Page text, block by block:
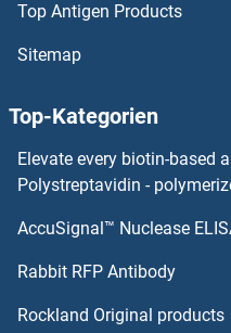
AP4S1 Antikörper
AP4E1 Antikörper
AP4B1 Antikörper
AP3S2 Antikörper
Top Antigen Products
Sitemap
Top-Kategorien
Elevate every biotin-based
Polystreptavidin -
AccuSignal™ Nuclease
Rabbit RFP Antibody
Rockland Original products